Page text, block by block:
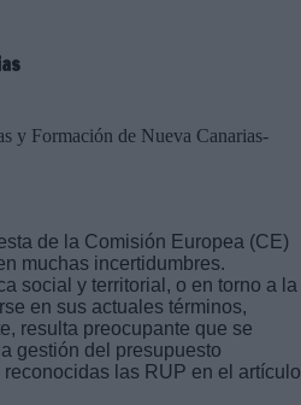
y Formación de Nueva Canarias-
de la Comisión Europea (CE)
muchas incertidumbres.
social y territorial, o en torno a la
en sus actuales términos,
resulta preocupante que se
gestión del presupuesto
las RUP en el artículo